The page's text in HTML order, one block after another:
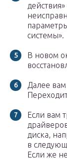
системы».
В новом
Далее
Если вам
диска,
в
Если же